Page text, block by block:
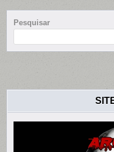
Pesquisar